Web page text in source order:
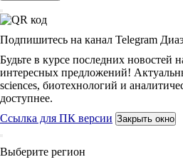
Подпишитесь на канал Telegram
Будьте в курсе последних новостей
интересных предложений!
sciences, биотехнологий и
доступнее.
Ссылка для ПК версии Закрыть окно
Выберите регион